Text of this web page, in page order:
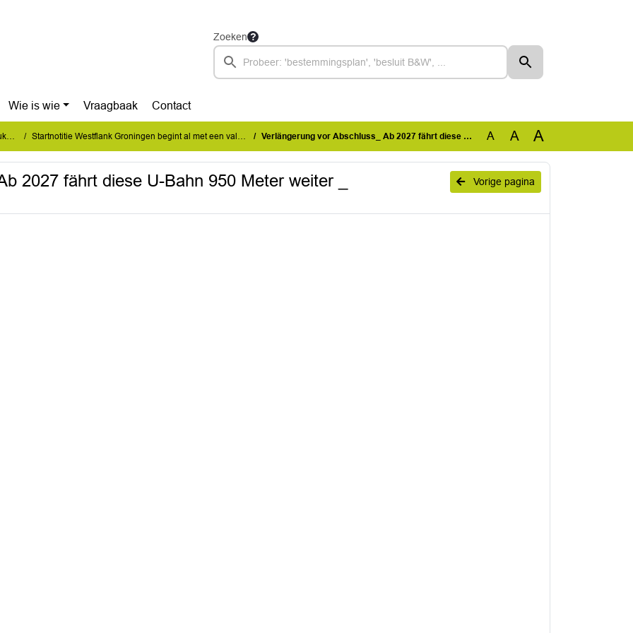
Zoeken
Wie is wie Vraagbaak Contact
Startnotitie Westflank Groningen begint al met een valse start in de opzet! Verlängerung vor Abschluss_ Ab 2027 fährt diese U-Bahn 950 Meter weiter _ Abendzeitung München A A A
Vorige pagina
2027 fährt diese U-Bahn 950 Meter weiter _